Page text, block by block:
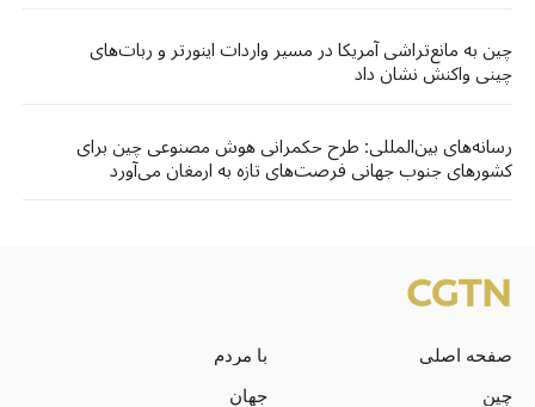
چین به مانع‌تراشی آمریکا در مسیر واردات اینورتر و ربات‌های
چینی واکنش نشان داد
رسانه‌های بین‌المللی: طرح حکمرانی هوش مصنوعی چین برای
کشورهای جنوب جهانی فرصت‌های تازه‌ به ارمغان می‌آورد
صفحه اصلی
با مردم
چین
جهان